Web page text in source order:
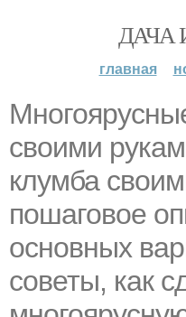
ДАЧА
главная
своими
клумба
пошаговое
основных
советы, как